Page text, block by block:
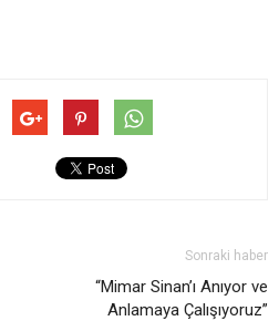
Sonraki haber
“Mimar Sinan’ı Anıyor ve
Anlamaya Çalışıyoruz”